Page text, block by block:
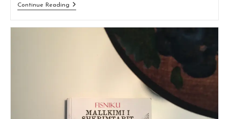
Continue ReadingLibri
I
Dhe